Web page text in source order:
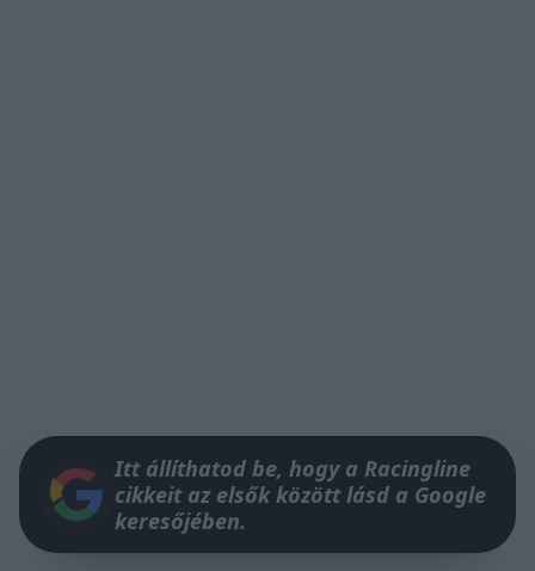
Itt állíthatod be, hogy a Racingline
cikkeit az elsők között lásd a Google
keresőjében.